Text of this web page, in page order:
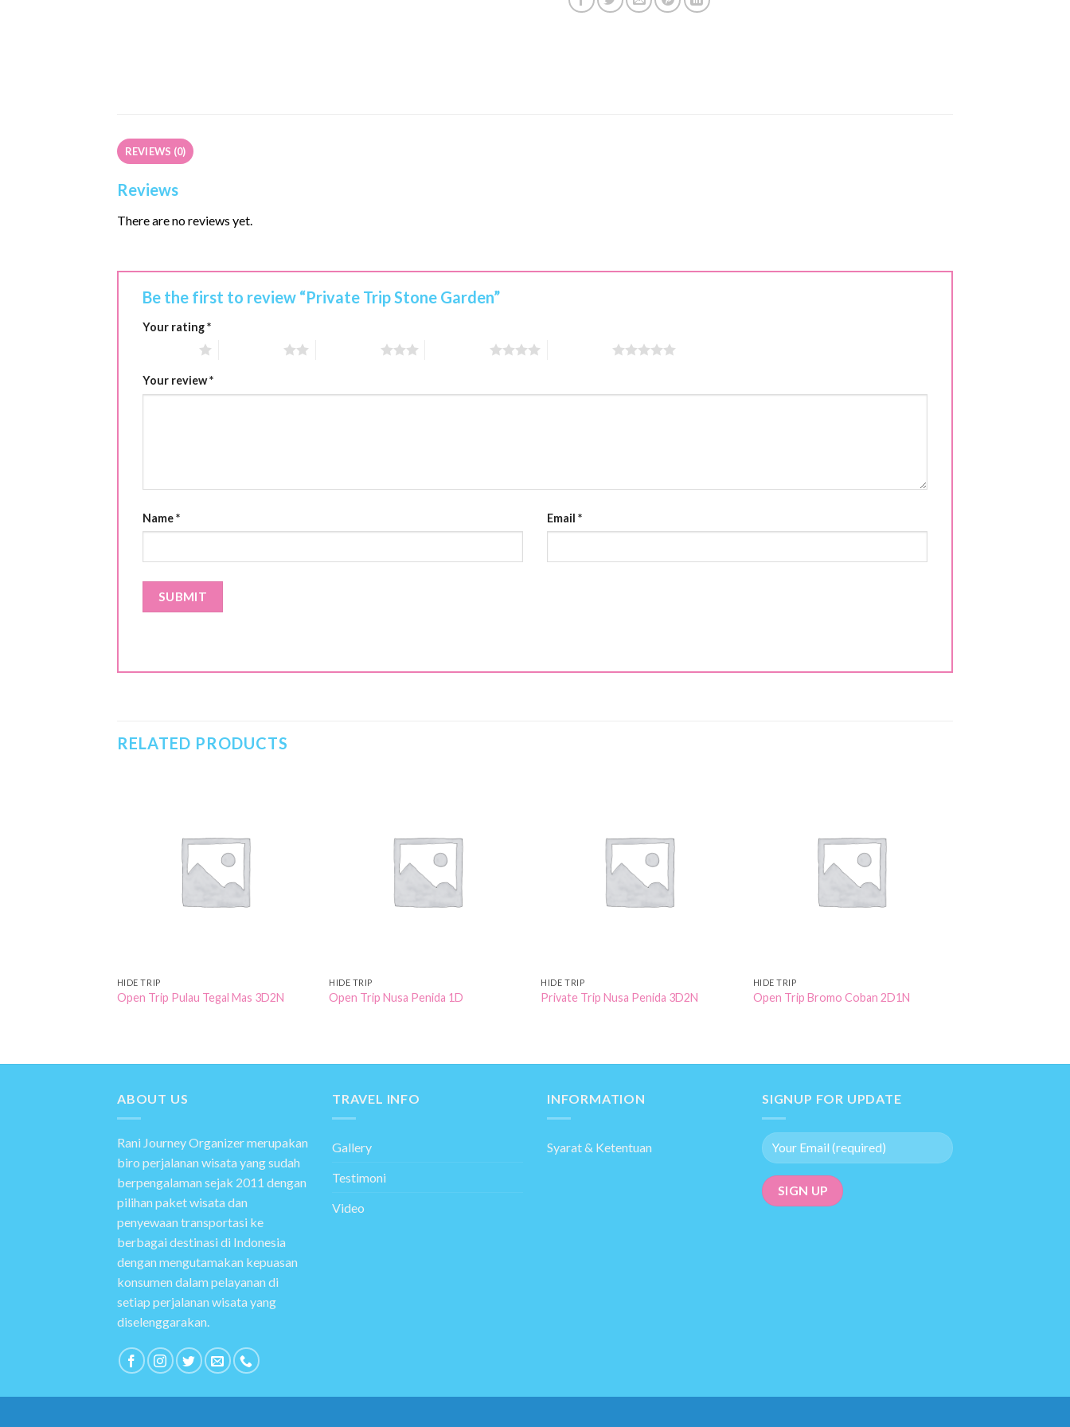
REVIEWS (0)
Reviews
There are no reviews yet.
Be the first to review “Private Trip Stone Garden”
Your rating*
Your review*
Name* Email *
RELATED PRODUCTS
HIDE TRIP
Open Trip Pulau Tegal Mas 3D2N
HIDE TRIP
Open Trip Nusa Penida 1D
HIDE TRIP
Private Trip Nusa Penida 3D2N
HIDE TRIP
Open Trip Bromo Coban 2D1N
ABOUT US
Rani Journey Organizer merupakan
biro perjalanan wisata yang sudah
berpengalaman sejak 2011 dengan
pilihan paket wisata dan
penyewaan transportasi ke
berbagai destinasi di Indonesia
dengan mengutamakan kepuasan
konsumen dalam pelayanan di
setiap perjalanan wisata yang
diselenggarakan.
TRAVEL INFO
Gallery
Testimoni
Video
INFORMATION
Syarat & Ketentuan
SIGNUP FOR UPDATE